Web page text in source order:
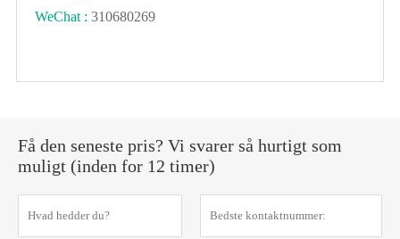
WeChat : 310680269
Få den seneste pris? Vi svarer så hurtigt som
muligt (inden for 12 timer)